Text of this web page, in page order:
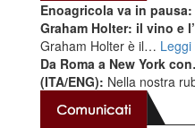
Enoagricola va in pausa:
Graham Holter: il vino e
Graham Holter è il… Leggi
Da Roma a New York
(ITA/ENG): Nella nostra